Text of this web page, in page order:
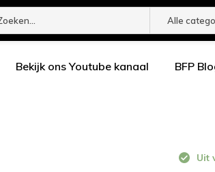
Alle
Bekijk ons Youtube kanaal BFP
Uit